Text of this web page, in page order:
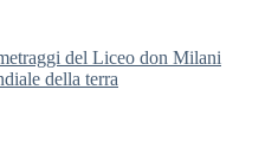
del Liceo don Milani
della terra